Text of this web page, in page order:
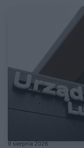
9 sierpnia 2026